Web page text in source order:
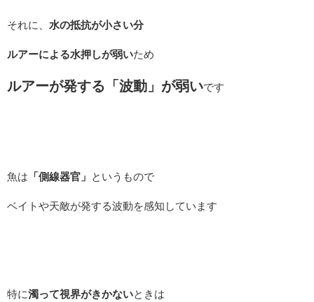
それに、 水の抵抗が小さい分
ルアーによる水押しが弱いため
ルアーが発する「波動」が弱いです
魚は 「側線器官」 というもので
ベイトや天敵が発する波動を感知しています
特に濁って視界がきかないときは